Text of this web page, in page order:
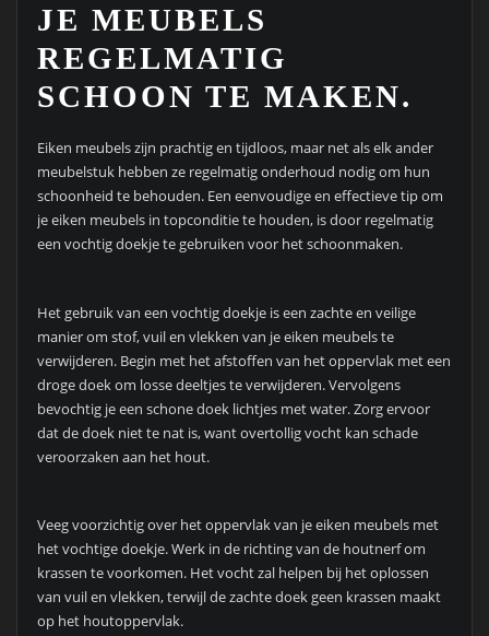
JE MEUBELS
REGELMATIG
SCHOON TE MAKEN.
Eiken meubels zijn prachtig en tijdloos, maar net als elk ander
meubelstuk hebben ze regelmatig onderhoud nodig om hun
schoonheid te behouden. Een eenvoudige en effectieve tip om
je eiken meubels in topconditie te houden, is door regelmatig
een vochtig doekje te gebruiken voor het schoonmaken.
Het gebruik van een vochtig doekje is een zachte en veilige
manier om stof, vuil en vlekken van je eiken meubels te
verwijderen. Begin met het afstoffen van het oppervlak met een
droge doek om losse deeltjes te verwijderen. Vervolgens
bevochtig je een schone doek lichtjes met water. Zorg ervoor
dat de doek niet te nat is, want overtollig vocht kan schade
veroorzaken aan het hout.
Veeg voorzichtig over het oppervlak van je eiken meubels met
het vochtige doekje. Werk in de richting van de houtnerf om
krassen te voorkomen. Het vocht zal helpen bij het oplossen
van vuil en vlekken, terwijl de zachte doek geen krassen maakt
op het houtoppervlak.